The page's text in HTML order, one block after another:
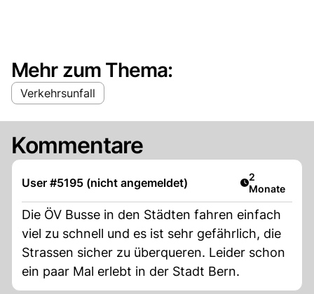
Mehr zum Thema:
Verkehrsunfall
Kommentare
User #5195 (nicht angemeldet) Artikel
2
Monate
Die ÖV Busse in den Städten fahren einfach
viel zu schnell und es ist sehr gefährlich, die
Strassen sicher zu überqueren. Leider schon
ein paar Mal erlebt in der Stadt Bern.